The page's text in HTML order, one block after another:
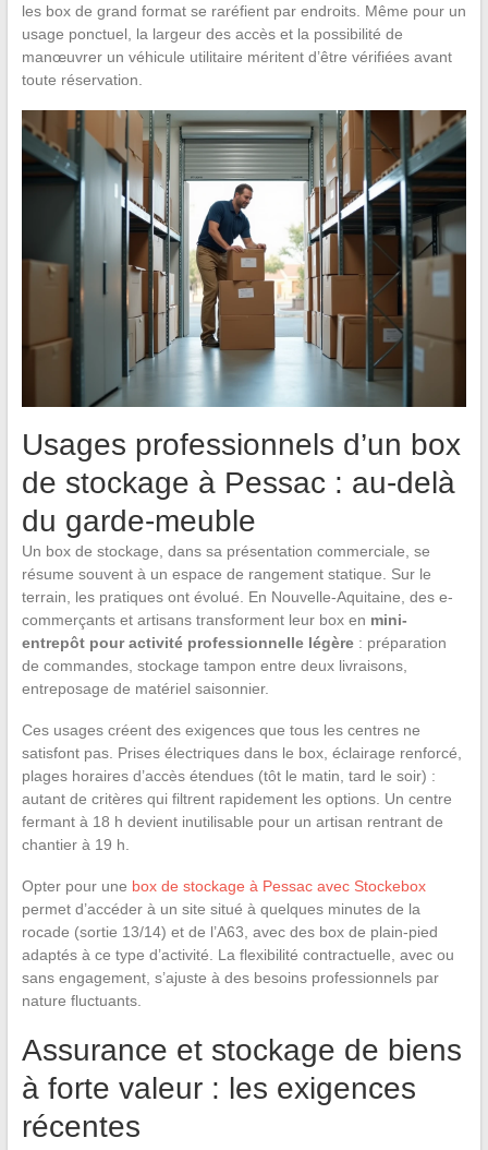
les box de grand format se raréfient par endroits. Même pour un
usage ponctuel, la largeur des accès et la possibilité de
manœuvrer un véhicule utilitaire méritent d’être vérifiées avant
toute réservation.
Usages professionnels d’un box
de stockage à Pessac : au-delà
du garde-meuble
Un box de stockage, dans sa présentation commerciale, se
résume souvent à un espace de rangement statique. Sur le
terrain, les pratiques ont évolué. En Nouvelle-Aquitaine, des e-
commerçants et artisans transforment leur box en mini-
entrepôt pour activité professionnelle légère: préparation
de commandes, stockage tampon entre deux livraisons,
entreposage de matériel saisonnier.
Ces usages créent des exigences que tous les centres ne
satisfont pas. Prises électriques dans le box, éclairage renforcé,
plages horaires d’accès étendues (tôt le matin, tard le soir) :
autant de critères qui filtrent rapidement les options. Un centre
fermant à 18 h devient inutilisable pour un artisan rentrant de
chantier à 19 h.
Opter pour une box de stockage à Pessac avec Stockebox
permet d’accéder à un site situé à quelques minutes de la
rocade (sortie 13/14) et de l’A63, avec des box de plain-pied
adaptés à ce type d’activité. La flexibilité contractuelle, avec ou
sans engagement, s’ajuste à des besoins professionnels par
nature fluctuants.
Assurance et stockage de biens
à forte valeur : les exigences
récentes